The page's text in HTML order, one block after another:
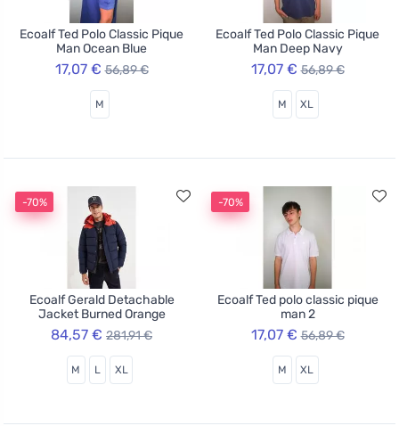
Ecoalf Ted Polo Classic Pique
Man Ocean Blue
17,07 € 56,89 €
M
Ecoalf Ted Polo Classic Pique
Man Deep Navy
17,07 € 56,89 €
M XL
-70%
Ecoalf Gerald Detachable
Jacket Burned Orange
84,57 € 281,91 €
M L XL
-70%
Ecoalf Ted polo classic pique
man 2
17,07 € 56,89 €
M XL